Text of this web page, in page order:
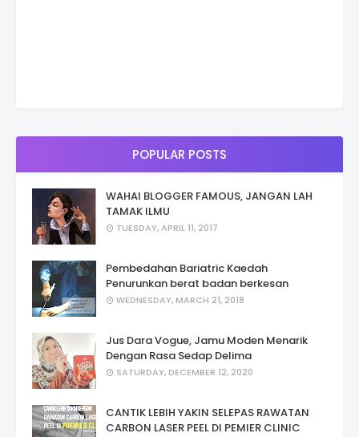
POPULAR POSTS
WAHAI BLOGGER FAMOUS, JANGAN LAH
TAMAK ILMU
TUESDAY, APRIL 11, 2017
Pembedahan Bariatric Kaedah
Penurunkan berat badan berkesan
WEDNESDAY, MARCH 21, 2018
Jus Dara Vogue, Jamu Moden Menarik
Dengan Rasa Sedap Delima
SATURDAY, DECEMBER 12, 2020
CANTIK LEBIH YAKIN SELEPAS RAWATAN
CARBON LASER PEEL DI PEMIER CLINIC